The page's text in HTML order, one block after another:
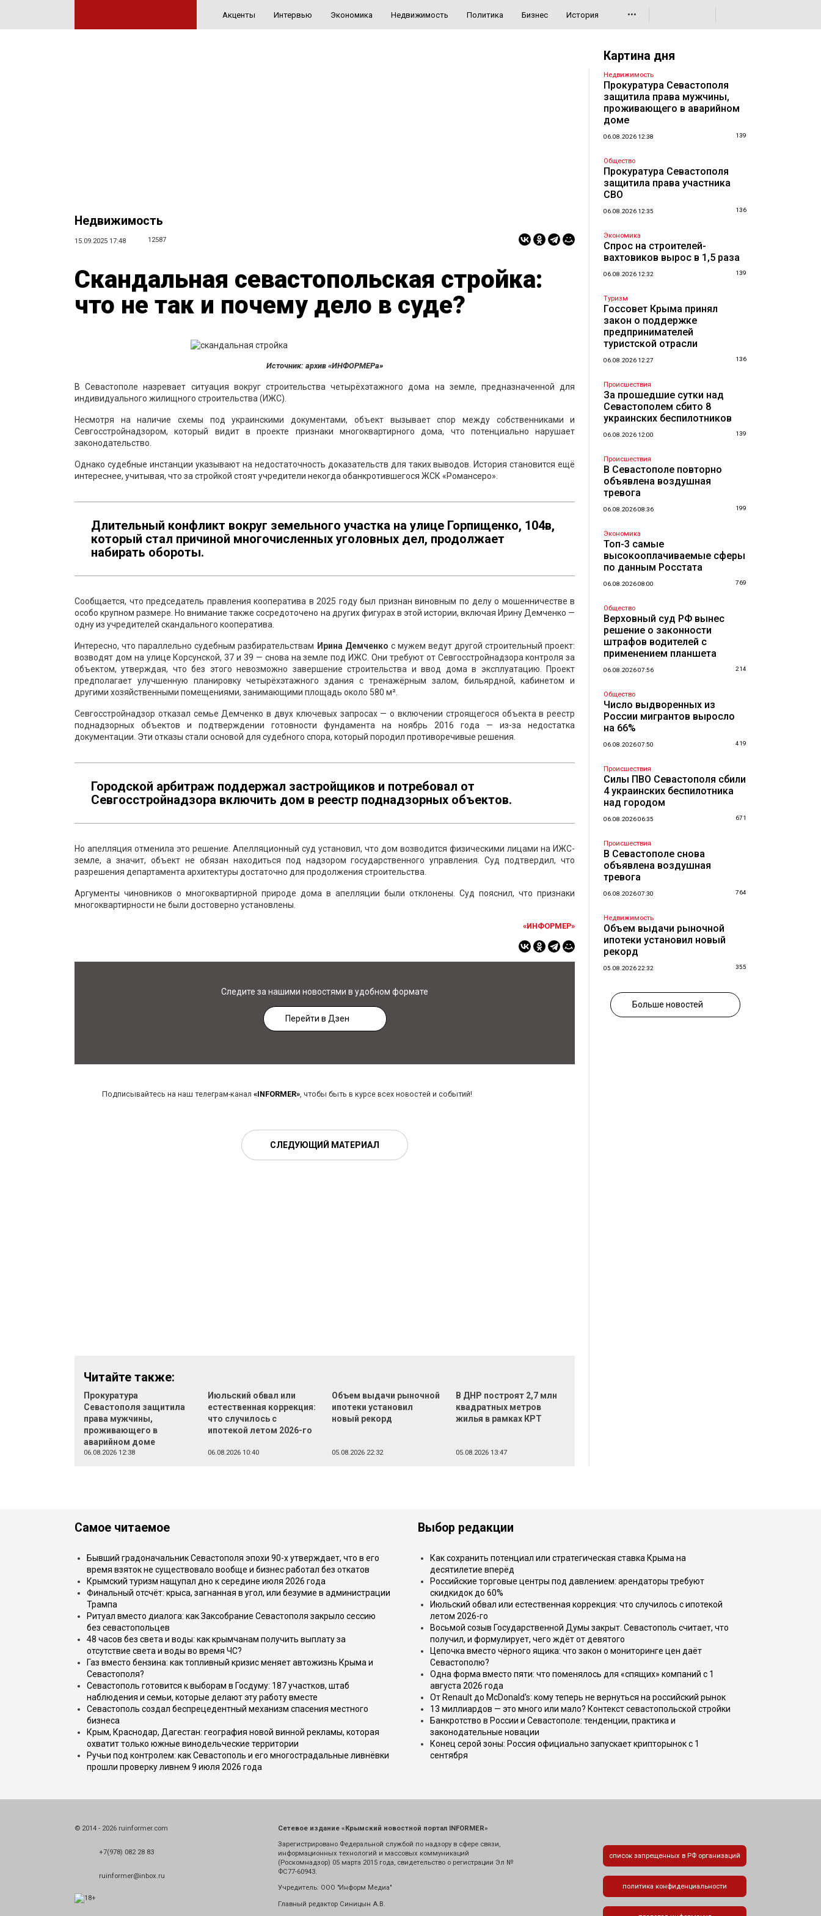
Акценты Интервью Экономика Недвижимость Политика Бизнес История •••
Недвижимость
15.09.2025 17:48 12587
Скандальная севастопольская стройка:
что не так и почему дело в суде?
Источник: архив «ИНФОРМЕРа»
В Севастополе назревает ситуация вокруг строительства четырёхэтажного дома на земле, предназначенной для
индивидуального жилищного строительства (ИЖС).
Несмотря на наличие схемы под украинскими документами, объект вызывает спор между собственниками и
Севгосстройнадзором, который видит в проекте признаки многоквартирного дома, что потенциально нарушает
законодательство.
Однако судебные инстанции указывают на недостаточность доказательств для таких выводов. История становится ещё
интереснее, учитывая, что за стройкой стоят учредители некогда обанкротившегося ЖСК «Романсеро».
Длительный конфликт вокруг земельного участка на улице Горпищенко, 104в,
который стал причиной многочисленных уголовных дел, продолжает
набирать обороты.
Сообщается, что председатель правления кооператива в 2025 году был признан виновным по делу о мошенничестве в
особо крупном размере. Но внимание также сосредоточено на других фигурах в этой истории, включая Ирину Демченко —
одну из учредителей скандального кооператива.
Интересно, что параллельно судебным разбирательствам Ирина Демченко с мужем ведут другой строительный проект:
возводят дом на улице Корсунской, 37 и 39 — снова на земле под ИЖС. Они требуют от Севгосстройнадзора контроля за
объектом, утверждая, что без этого невозможно завершение строительства и ввод дома в эксплуатацию. Проект
предполагает улучшенную планировку четырёхэтажного здания с тренажёрным залом, бильярдной, кабинетом и
другими хозяйственными помещениями, занимающими площадь около 580 м².
Севгосстройнадзор отказал семье Демченко в двух ключевых запросах — о включении строящегося объекта в реестр
поднадзорных объектов и подтверждении готовности фундамента на ноябрь 2016 года — из-за недостатка
документации. Эти отказы стали основой для судебного спора, который породил противоречивые решения.
Городской арбитраж поддержал застройщиков и потребовал от
Севгосстройнадзора включить дом в реестр поднадзорных объектов.
Но апелляция отменила это решение. Апелляционный суд установил, что дом возводится физическими лицами на ИЖС-
земле, а значит, объект не обязан находиться под надзором государственного управления. Суд подтвердил, что
разрешения департамента архитектуры достаточно для продолжения строительства.
Аргументы чиновников о многоквартирной природе дома в апелляции были отклонены. Суд пояснил, что признаки
многоквартирности не были достоверно установлены.
«ИНФОРМЕР»
Следите за нашими новостями в удобном формате
Перейти в Дзен
Подписывайтесь на наш телеграм-канал «INFORMER», чтобы быть в курсе всех новостей и событий!
СЛЕДУЮЩИЙ МАТЕРИАЛ
Читайте также:
Прокуратура
Севастополя защитила
права мужчины,
проживающего в
аварийном доме
06.08.2026 12:38
Июльский обвал или
естественная коррекция:
что случилось с
ипотекой летом 2026-го
06.08.2026 10:40
Объем выдачи рыночной
ипотеки установил
новый рекорд
05.08.2026 22:32
В ДНР построят 2,7 млн
квадратных метров
жилья в рамках КРТ
05.08.2026 13:47
Картина дня
Недвижимость
Прокуратура Севастополя
защитила права мужчины,
проживающего в аварийном
доме
06.08.2026 12:38 139
Общество
Прокуратура Севастополя
защитила права участника
СВО
06.08.2026 12:35 136
Экономика
Спрос на строителей-
вахтовиков вырос в 1,5 раза
06.08.2026 12:32 139
Туризм
Госсовет Крыма принял
закон о поддержке
предпринимателей
туристской отрасли
06.08.2026 12:27 136
Происшествия
За прошедшие сутки над
Севастополем сбито 8
украинских беспилотников
06.08.2026 12:00 139
Происшествия
В Севастополе повторно
объявлена воздушная
тревога
06.08.2026 08:36 199
Экономика
Топ-3 самые
высокооплачиваемые сферы
по данным Росстата
06.08.2026 08:00 769
Общество
Верховный суд РФ вынес
решение о законности
штрафов водителей с
применением планшета
06.08.2026 07:56 214
Общество
Число выдворенных из
России мигрантов выросло
на 66%
06.08.2026 07:50 419
Происшествия
Силы ПВО Севастополя сбили
4 украинских беспилотника
над городом
06.08.2026 06:35 671
Происшествия
В Севастополе снова
объявлена воздушная
тревога
06.08.2026 07:30 764
Недвижимость
Объем выдачи рыночной
ипотеки установил новый
рекорд
05.08.2026 22:32 355
Больше новостей
Самое читаемое
Бывший градоначальник Севастополя эпохи 90-х утверждает, что в его
время взяток не существовало вообще и бизнес работал без откатов
Крымский туризм нащупал дно к середине июля 2026 года
Финальный отсчёт: крыса, загнанная в угол, или безумие в администрации
Трампа
Ритуал вместо диалога: как Заксобрание Севастополя закрыло сессию
без севастопольцев
48 часов без света и воды: как крымчанам получить выплату за
отсутствие света и воды во время ЧС?
Газ вместо бензина: как топливный кризис меняет автожизнь Крыма и
Севастополя?
Севастополь готовится к выборам в Госдуму: 187 участков, штаб
наблюдения и семьи, которые делают эту работу вместе
Севастополь создал беспрецедентный механизм спасения местного
бизнеса
Крым, Краснодар, Дагестан: география новой винной рекламы, которая
охватит только южные винодельческие территории
Ручьи под контролем: как Севастополь и его многострадальные ливнёвки
прошли проверку ливнем 9 июля 2026 года
Выбор редакции
Как сохранить потенциал или стратегическая ставка Крыма на
десятилетие вперёд
Российские торговые центры под давлением: арендаторы требуют
скидкидок до 60%
Июльский обвал или естественная коррекция: что случилось с ипотекой
летом 2026-го
Восьмой созыв Государственной Думы закрыт. Севастополь считает, что
получил, и формулирует, чего ждёт от девятого
Цепочка вместо чёрного ящика: что закон о мониторинге цен даёт
Севастополю?
Одна форма вместо пяти: что поменялось для «спящих» компаний с 1
августа 2026 года
От Renault до McDonald's: кому теперь не вернуться на российский рынок
13 миллиардов — это много или мало? Контекст севастопольской стройки
Банкротство в России и Севастополе: тенденции, практика и
законодательные новации
Конец серой зоны: Россия официально запускает крипторынок с 1
сентября
© 2014 - 2026 ruinformer.com
+7(978) 082 28 83
ruinformer@inbox.ru
Сетевое издание «Крымский новостной портал INFORMER»
Зарегистрировано Федеральной службой по надзору в сфере связи,
информационных технологий и массовых коммуникаций
(Роскомнадзор) 05 марта 2015 года, свидетельство о регистрации Эл №
ФС77-60943.
Учредитель: ООО "Информ Медиа"
Главный редактор Синицын А.В.
список запрещенных в РФ организаций
политика конфиденциальности